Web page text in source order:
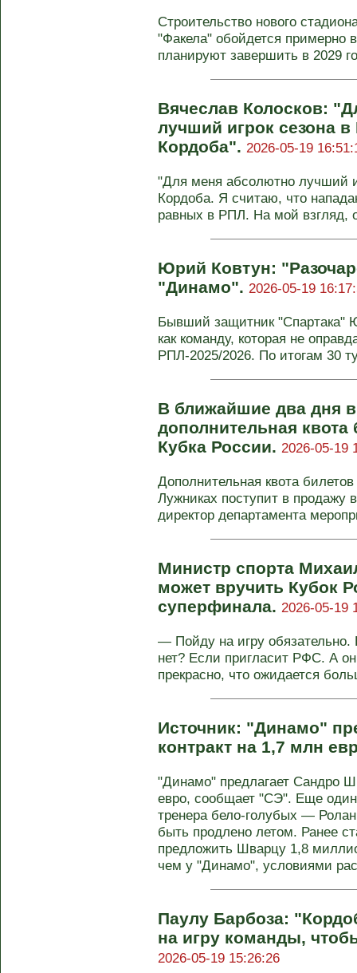
Строительство нового
"Факела" обойдется примерно
планируют завершить в 2029
Вячеслав Колосков:
лучший игрок сезона
Кордоба". 2026-05-19
"Для меня абсолютно лучший
Кордоба. Я считаю, что
равных в РПЛ. На мой взгляд,
Юрий Ковтун:
"Динамо". 2026-05-19
Бывший защитник "Спартака"
как команду, которая не
РПЛ-2025/2026. По итогам 30
В ближайшие два дня
дополнительная
Кубка России. 2026-05-19
Дополнительная квота
Лужниках поступит в
директор департамента
Министр спорта
может вручить Кубок
суперфинала. 2026-05-19
— Пойду на игру обязательно.
нет? Если пригласит РФС. А
прекрасно, что ожидается
Источник: "Динамо"
контракт на 1,7 млн
"Динамо" предлагает Сандро
евро, сообщает "СЭ". Еще один
тренера бело-голубых —
быть продлено летом. Ранее
предложить Шварцу 1,8
чем у "Динамо", условиями
Паулу Барбоза:
на игру команды,
2026-05-19 15:26:26